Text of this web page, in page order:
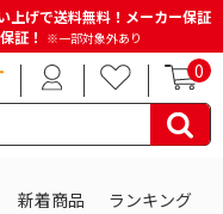
上げで送料無料！メーカー保証
証！ ※一部対象外あり
0
新着商品
ランキング